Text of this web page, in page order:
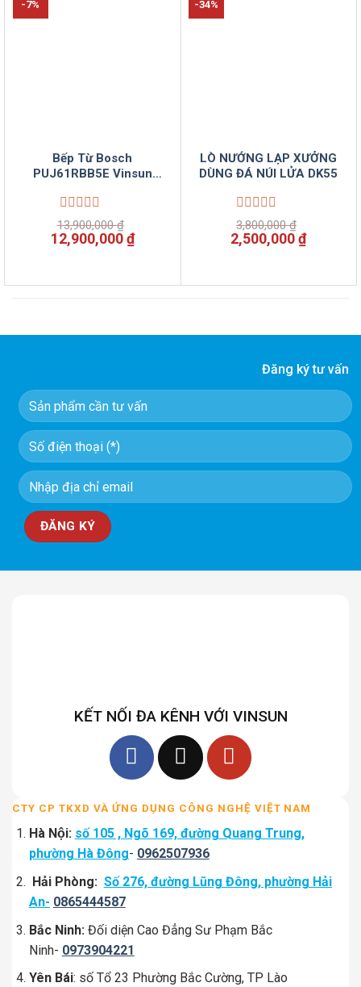
-7%
Bếp Từ Bosch
PUJ61RBB5E Vinsun
Được
xếp
hạng
sao
13,900,000₫
Giá
gốc
13,900,000 ₫.
12,900,000₫Giá
hiện
là:
-34%
LÒ NƯỚNG LẠP XƯỞNG
DÙNG ĐÁ NÚI LỬA DK55
Được
xếp
hạng
sao
3,800,000₫
Giá
gốc
3,800,000 ₫.
2,500,000₫Giá
hiện
là:
Đăng ký tư vấn
KẾT NỐI ĐA KÊNH VỚI VINSUN
CTY CP TKXD VÀ ỨNG DỤNG CÔNG NGHỆ VIỆT NAM
Hà Nội: số 105 , Ngõ 169, đường Quang Trung,
phường Hà Đông- 0962507936
Hải Phòng: Số 276, đường Lũng Đông, phường Hải
An- 0865444587
Bắc Ninh: Đối diện Cao Đẳng Sư Phạm Bắc
Ninh- 0973904221
Yên Bái: số Tổ 23 Phường Bắc Cường, TP Lào